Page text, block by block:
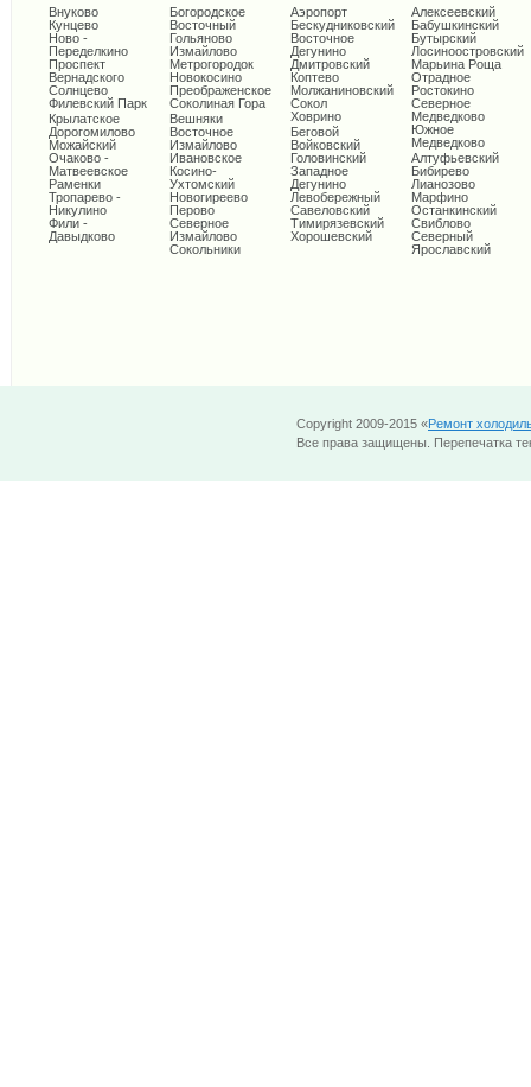
Внуково
Кунцево
Ново -
Переделкино
Проспект
Вернадского
Солнцево
Филевский Парк
Крылатское
Дорогомилово
Можайский
Очаково -
Матвеевское
Раменки
Тропарево -
Никулино
Фили -
Давыдково
Богородское
Восточный
Гольяново
Измайлово
Метрогородок
Новокосино
Преображенское
Соколиная Гора
Вешняки
Восточное
Измайлово
Ивановское
Косино-
Ухтомский
Новогиреево
Перово
Северное
Измайлово
Сокольники
Аэропорт
Бескудниковский
Восточное
Дегунино
Дмитровский
Коптево
Молжаниновский
Сокол
Ховрино
Беговой
Войковский
Головинский
Западное
Дегунино
Левобережный
Савеловский
Тимирязевский
Хорошевский
Алексеевский
Бабушкинский
Бутырский
Лосиноостровский
Марьина Роща
Отрадное
Ростокино
Северное
Медведково
Южное
Медведково
Алтуфьевский
Бибирево
Лианозово
Марфино
Останкинский
Свиблово
Северный
Ярославский
Copyright 2009-2015 «Ремонт
Все права защищены. Перепечатка